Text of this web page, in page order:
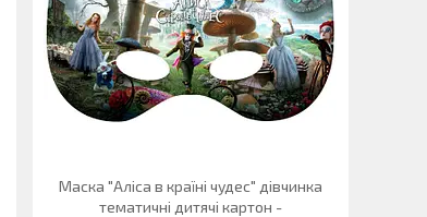
Маска "Аліса в країні чудес" дівчинка
тематичні дитячі картон -